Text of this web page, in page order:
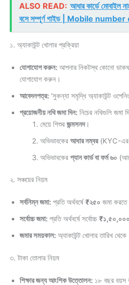
ALSO READ: আধার কার্ডে মোবাইল
বসে সম্পূর্ণ গাইড | Mobile
১. অ্যাকাউন্ট খোলার প্রক্রিয়া
যোগাযোগ করুন: আপনার নিকটস্থ কোনো
যোগাযোগ করুন।
আবেদনপত্র: ‘সুকন্যা সমৃদ্ধি অ্যাকাউন্ট
প্রয়োজনীয় নথি জমা দিন: নিচের নথিগুলি জমা
মেয়ে শিশুর জন্মসনদ।
অভিভাবকের আধার নম্বর(KYC-এর
অভিভাবকের প্যান কার্ড বা ফর্ম ৬০
২. সঞ্চয়ের নিয়ম
সর্বনিম্ন জমা: প্রতি অর্থবর্ষে₹২৫০ জমা করতে
সর্বোচ্চ জমা: প্রতি অর্থবর্ষে সর্বোচ্চ ₹১,৫০,০০০
জমার সময়কাল: অ্যাকাউন্ট খোলার তারিখ থেকে
৩. টাকা তোলার নিয়ম
শিক্ষার জন্য আংশিক উত্তোলন: ১৮ বছর বয়স